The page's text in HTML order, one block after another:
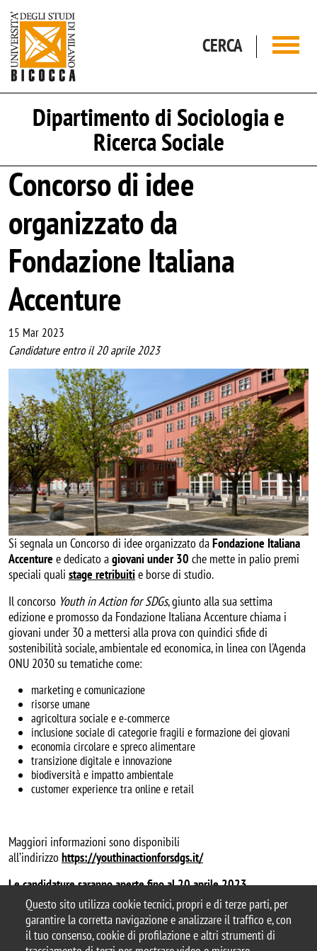
Questo sito utilizza cookie tecnici, propri e di terze parti, per
garantire la corretta navigazione e analizzare il traffico e, con
il tuo consenso, cookie di profilazione e altri strumenti di
CERCA
Dipartimento di Sociologia e
Ricerca Sociale
Concorso di idee
organizzato da
Fondazione Italiana
Accenture
15 Mar 2023
Candidature entro il 20 aprile 2023
Si segnala un Concorso di idee organizzato daFondazione Italiana
Accenture e dedicato agiovani under 30 che mette in palio premi
speciali quali stage retribuitie borse di studio.
Il concorso Youth in Action for SDGs, giunto alla sua settima
edizione e promosso da Fondazione Italiana Accenture chiama i
giovani under 30 a mettersi alla prova con quindici sfide di
sostenibilità sociale, ambientale ed economica, in linea con l'Agenda
ONU 2030 su tematiche come:
marketing e comunicazione
risorse umane
agricoltura sociale e e-commerce
inclusione sociale di categorie fragili e formazione dei giovani
economia circolare e spreco alimentare
transizione digitale e innovazione
biodiversità e impatto ambientale
customer experience tra online e retail
Maggiori informazioni sono disponibili
all’indirizzohttps://youthinactionforsdgs.it/
Le candidature saranno aperte fino al 20 aprile 2023.